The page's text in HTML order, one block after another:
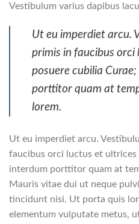
Vestibulum varius dapibus
Ut eu imperdiet arcu.
primis in faucibus orci
posuere cubilia
porttitor quam at
lorem.
Ut eu imperdiet arcu.
faucibus orci luctus et ultrices
interdum porttitor quam at
Mauris vitae dui ut neque
tincidunt nisi. Ut porta quis
elementum vulputate metus,